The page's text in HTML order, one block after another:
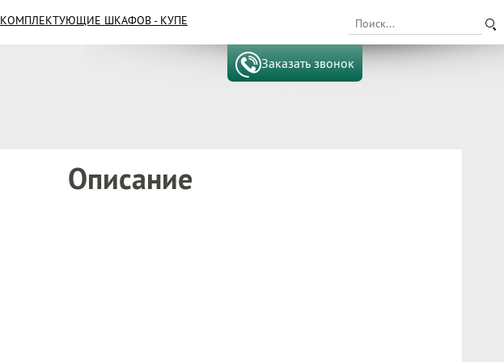
КОМПЛЕКТУЮЩИЕ ШКАФОВ - КУПЕ
Заказать звонок
Описание